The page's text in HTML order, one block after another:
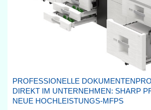
PROFESSIONELLE
DIREKT IM UNTERNEHMEN: SHARP
NEUE HOCHLEISTUNGS-MFPS